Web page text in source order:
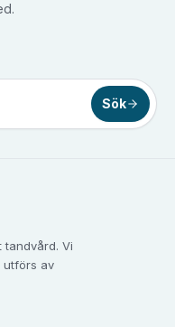
Sök
tandvård. Vi
utförs av